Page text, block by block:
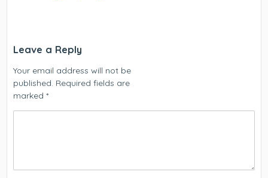
Leave a Reply
Your email address will not be
published. Required fields are
marked*